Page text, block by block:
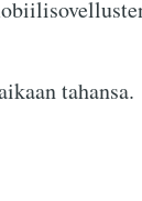
tahansa.